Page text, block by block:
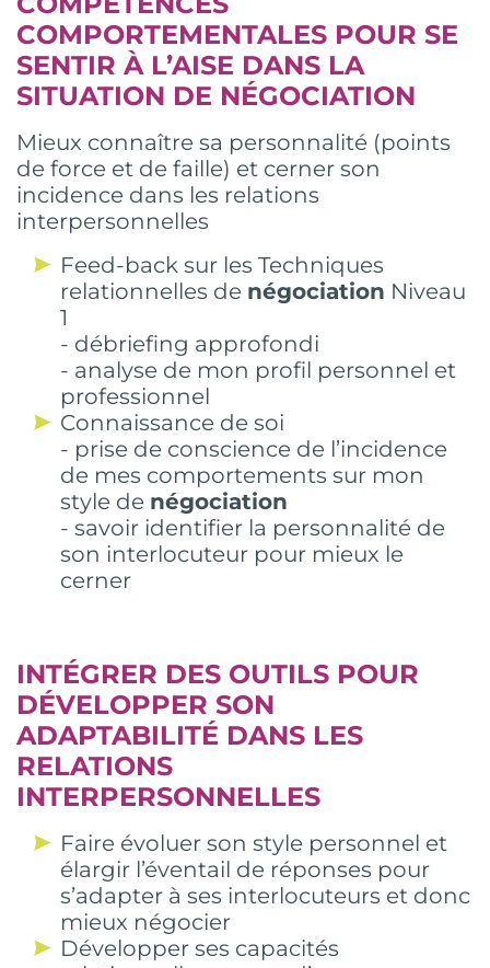
COMPORTEMENTALES POUR SE
SENTIR À L’AISE DANS LA
SITUATION DE NÉGOCIATION
Mieux connaître sa personnalité (points
de force et de faille) et cerner son
incidence dans les relations
interpersonnelles
Feed-back sur les Techniques
relationnelles de négociation Niveau
1
- débriefing approfondi
- analyse de mon profil personnel et
professionnel
Connaissance de soi
- prise de conscience de l’incidence
de mes comportements sur mon
style de négociation
- savoir identifier la personnalité de
son interlocuteur pour mieux le
cerner
INTÉGRER DES OUTILS POUR
DÉVELOPPER SON
ADAPTABILITÉ DANS LES
RELATIONS
INTERPERSONNELLES
Faire évoluer son style personnel et
élargir l’éventail de réponses pour
s’adapter à ses interlocuteurs et donc
mieux négocier
Développer ses capacités